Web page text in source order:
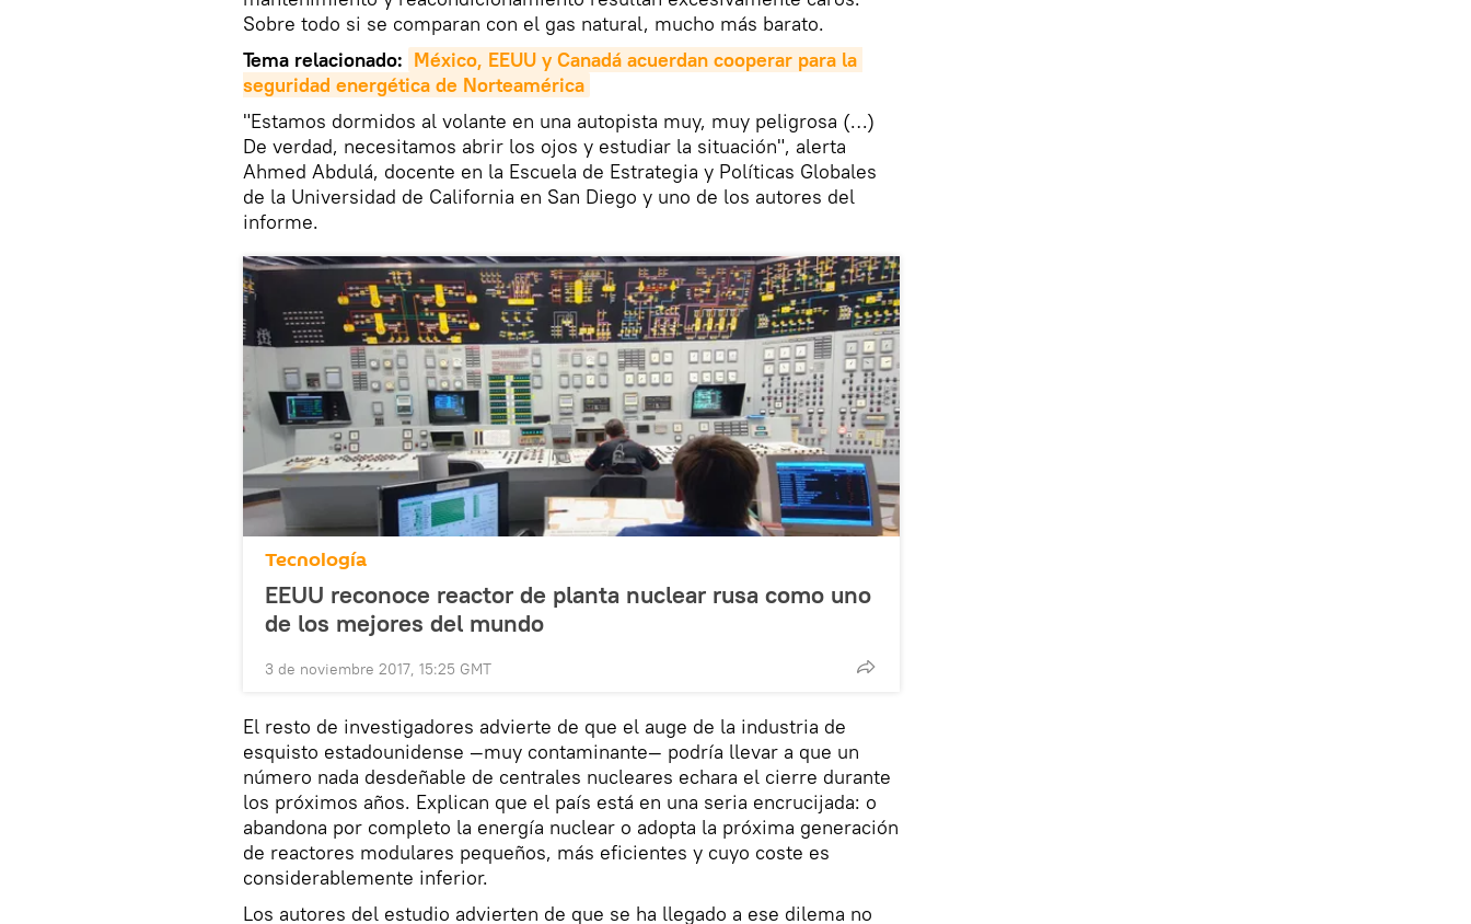
Sobre todo si se comparan con el gas natural, mucho más barato.
Tema relacionado: México, EEUU y Canadá acuerdan cooperar para la
seguridad energética de Norteamérica
"Estamos dormidos al volante en una autopista muy, muy peligrosa (…)
De verdad, necesitamos abrir los ojos y estudiar la situación", alerta
Ahmed Abdulá, docente en la Escuela de Estrategia y Políticas Globales
de la Universidad de California en San Diego y uno de los autores del
informe.
Tecnología
EEUU reconoce reactor de planta nuclear rusa como uno
de los mejores del mundo
3 de noviembre 2017, 15:25 GMT
El resto de investigadores advierte de que el auge de la industria de
esquisto estadounidense —muy contaminante— podría llevar a que un
número nada desdeñable de centrales nucleares echara el cierre durante
los próximos años. Explican que el país está en una seria encrucijada: o
abandona por completo la energía nuclear o adopta la próxima generación
de reactores modulares pequeños, más eficientes y cuyo coste es
considerablemente inferior.
Los autores del estudio advierten de que se ha llegado a ese dilema no